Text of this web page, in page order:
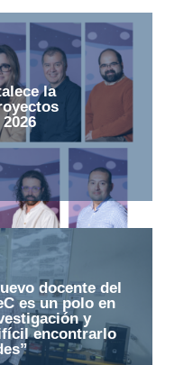
la
docente del
es un polo en
y
encontrarlo